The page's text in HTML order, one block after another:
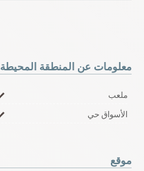
معلومات عن المنطقة المحيطة
ملعب
الأسواق حي
موقع